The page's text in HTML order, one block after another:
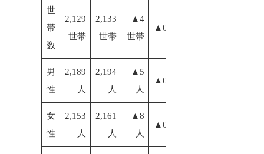
世
帯
数
2,129
世帯
2,133
世帯
▲4
世帯
▲0.19%
男
性
2,189
人
2,194
人
▲5
人
▲0.23%
女
性
2,153
人
2,161
人
▲8
人
▲0.37%